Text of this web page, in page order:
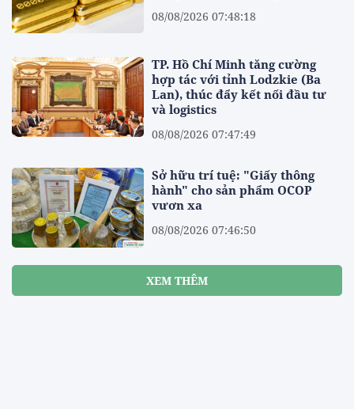
08/08/2026 07:48:18
TP. Hồ Chí Minh tăng cường
hợp tác với tỉnh Lodzkie (Ba
Lan), thúc đẩy kết nối đầu tư
và logistics
08/08/2026 07:47:49
Sở hữu trí tuệ: "Giấy thông
hành" cho sản phẩm OCOP
vươn xa
08/08/2026 07:46:50
XEM THÊM